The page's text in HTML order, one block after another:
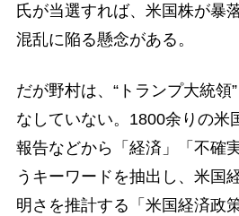
氏が当選すれば、米国株が暴
混乱に陥る懸念がある。
だが野村は、“トランプ大統領
なしていない。1800余りの米
報告などから「経済」「不確
うキーワードを抽出し、米国
明さを推計する「米国経済政